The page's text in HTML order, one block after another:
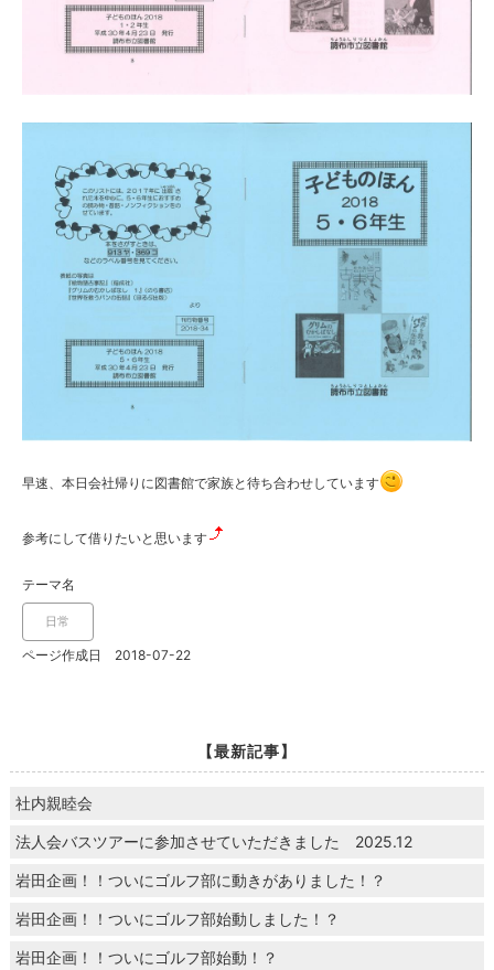
早速、本日会社帰りに図書館で家族と待ち合わせしています
参考にして借りたいと思います
テーマ名
日常
ページ作成日 2018-07-22
【最新記事】
社内親睦会
法人会バスツアーに参加させていただきました 2025.12
岩田企画！！ついにゴルフ部に動きがありました！？
岩田企画！！ついにゴルフ部始動しました！？
岩田企画！！ついにゴルフ部始動！？